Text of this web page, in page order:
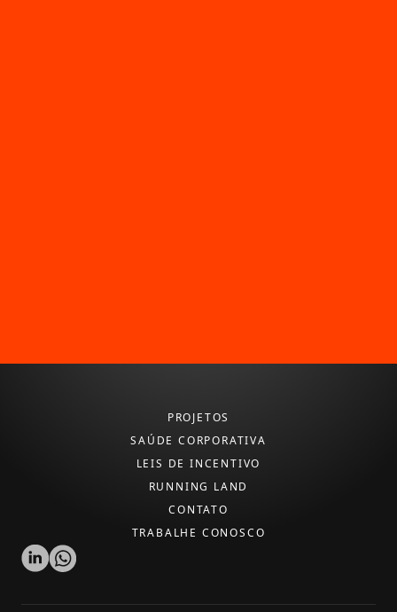
PROJETOS
SAÚDE CORPORATIVA
LEIS DE INCENTIVO
RUNNING LAND
CONTATO
TRABALHE CONOSCO